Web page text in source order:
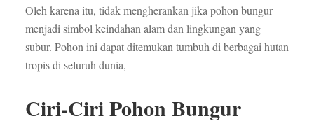
Oleh karena itu, tidak mengherankan jika pohon bungur
menjadi simbol keindahan alam dan lingkungan yang
subur. Pohon ini dapat ditemukan tumbuh di berbagai hutan
tropis di seluruh dunia,
Ciri-Ciri Pohon Bungur